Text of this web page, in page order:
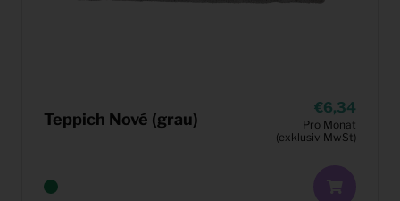
Teppich Nové (grau)
6,34
Pro Monat
(exklusiv MwSt)